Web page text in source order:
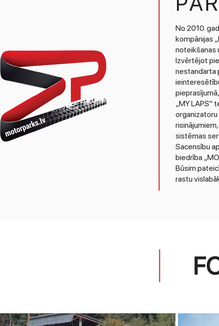
No 2010.
kompānijas
noteikšanas
Izvērtējot
nestandarta
„MY LAPS”
sistēmas
Sacensību
biedrība
Būsim
rastu